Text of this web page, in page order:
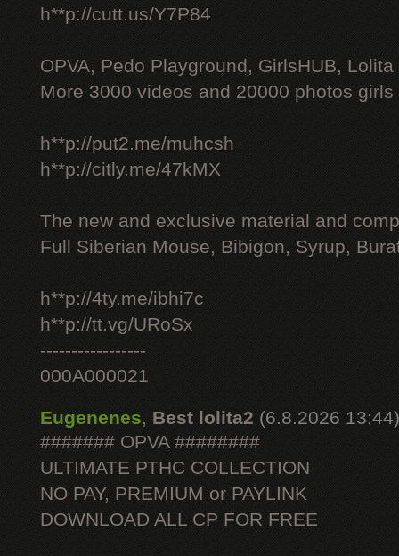
h**p://cutt.us/Y7P84
OPVA, Pedo Playground, GirlsHUB, Lolita
More 3000 videos and 20000 photos
h**p://put2.me/muhcsh
h**p://citly.me/47kMX
The new and exclusive material and
Full Siberian Mouse, Bibigon, Syrup,
h**p://4ty.me/ibhi7c
h**p://tt.vg/URoSx
-----------------
000A000021
Eugenenes, Best lolita2 (6.8.2026 13:44)
####### OPVA ########
ULTIMATE РТНС COLLECTION
NO PAY, PREMIUM or PAYLINK
DOWNLOAD ALL СР FOR FREE